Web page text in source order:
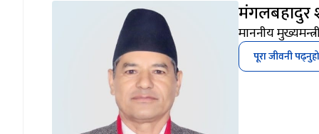
मंगलबहादुर
माननीय
पूरा जीवनी